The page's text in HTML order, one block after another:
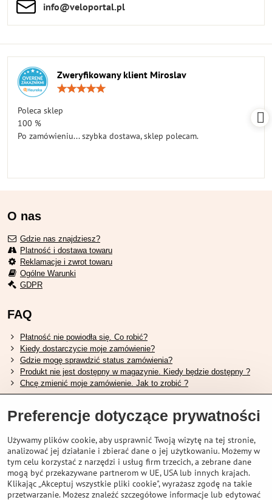
info​​@veloportal​.pl
Zweryfikowany klient Miroslav
Poleca sklep
100 %
Po zamówieniu... szybka dostawa, sklep polecam.
O nas
Gdzie nas znajdziesz?
Platność i dostawa towaru
Reklamacje i zwrot towaru
Ogólne Warunki
GDPR
FAQ
Płatność nie powiodła się. Co robić?
Kiedy dostarczycie moje zamówienie?
Gdzie mogę sprawdzić status zamówienia?
Produkt nie jest dostępny w magazynie. Kiedy będzie dostępny ?
Chcę zmienić moje zamówienie. Jak to zrobić ?
Przydatne linki
Tabela rozmiarów butów Shimano.
Jak wybrać odpowiedni widelec amortyzowany.
Jak wybrać odpowiedni rozmiar kasku?
Przewodnik po akumulatorach Shimano.
Zrozumienie opon bezdętkowych Schwalbe
Preferencje dotyczące prywatności
Używamy plików cookie, aby usprawnić Twoją wizytę na tej stronie,
analizować jej działanie i zbierać dane o jej użytkowaniu. Możemy w
tym celu korzystać z narzędzi i usług firm trzecich, a zebrane dane
mogą być przekazywane partnerom w UE, USA lub innych krajach.
Klikając „Akceptuj wszystkie pliki cookie", wyrażasz zgodę na takie
przetwarzanie. Możesz znaleźć szczegółowe informacje lub edytować